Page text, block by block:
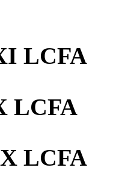
LCFA
LCFA
LCFA